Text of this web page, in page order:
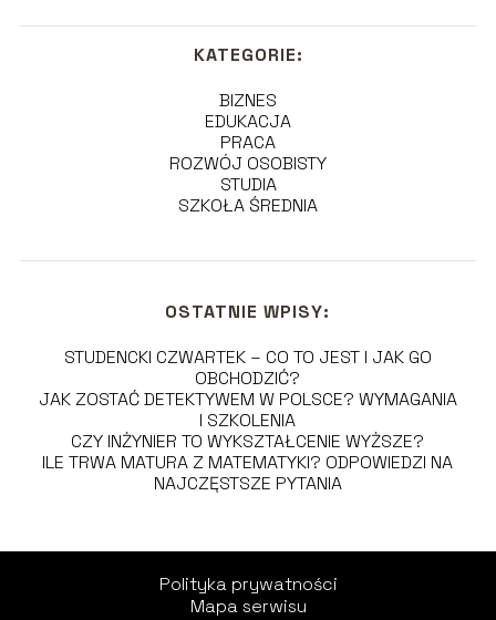
KATEGORIE:
BIZNES
EDUKACJA
PRACA
ROZWÓJ OSOBISTY
STUDIA
SZKOŁA ŚREDNIA
OSTATNIE WPISY:
STUDENCKI CZWARTEK – CO TO JEST I JAK GO
OBCHODZIĆ?
JAK ZOSTAĆ DETEKTYWEM W POLSCE? WYMAGANIA
I SZKOLENIA
CZY INŻYNIER TO WYKSZTAŁCENIE WYŻSZE?
ILE TRWA MATURA Z MATEMATYKI? ODPOWIEDZI NA
NAJCZĘSTSZE PYTANIA
Polityka prywatności
Mapa serwisu